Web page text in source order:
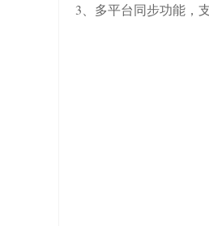
3、多平台同步功能，